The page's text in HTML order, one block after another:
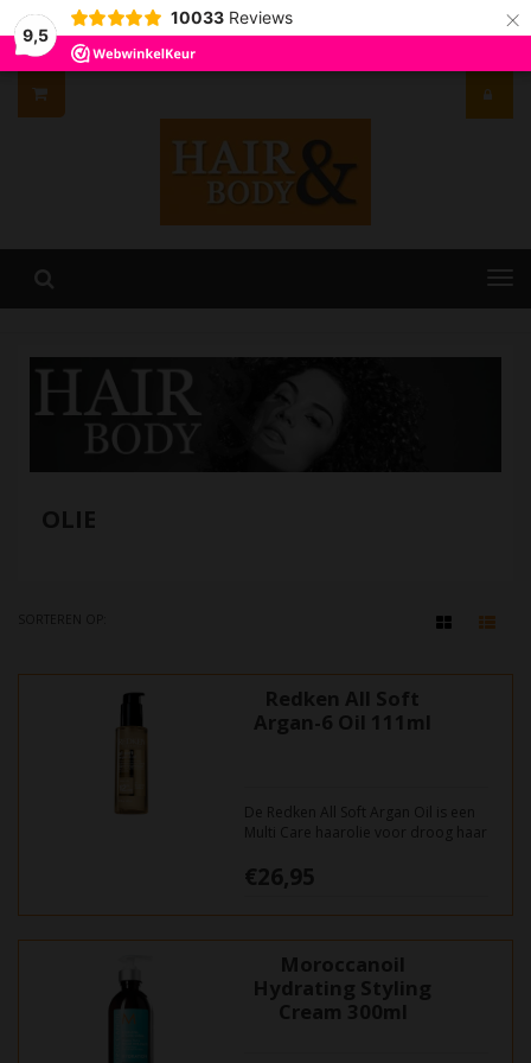
9,5
10033 Reviews ×
OLIE
Redken All Soft
Argan-6 Oil 111ml
De Redken All Soft Argan Oil is een
Multi Care haarolie voor droog haar
diepe hydratatie, langdurige
zachtheid en intensieve glans.
€26,95
Moroccanoil
Hydrating Styling
Cream 300ml